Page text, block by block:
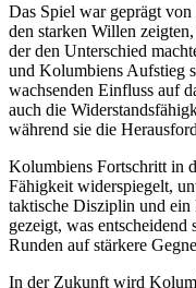
Das Spiel war geprägt
den starken Willen
der den Unterschied
und Kolumbiens Aufstieg
wachsenden Einfluss auf
auch die
während sie die
Kolumbiens Fortschritt in
Fähigkeit widerspiegelt,
taktische Disziplin und ein
gezeigt, was
Runden auf stärkere
In der Zukunft wird